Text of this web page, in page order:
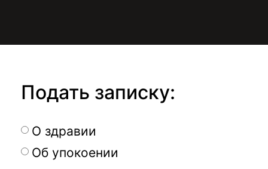
Подать записку:
О здравии
Об упокоении